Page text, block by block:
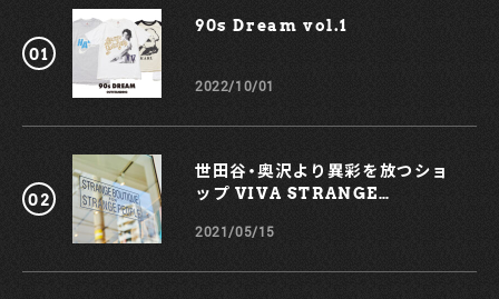
90s Dream vol.1￼
2022/10/01
世田谷・奥沢より異彩を放つショ
ップ VIVA STRANGE
2021/05/15